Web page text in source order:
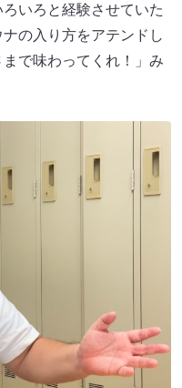
いろと経験させていた
の入り方をアテンドし
で味わってくれ！」み